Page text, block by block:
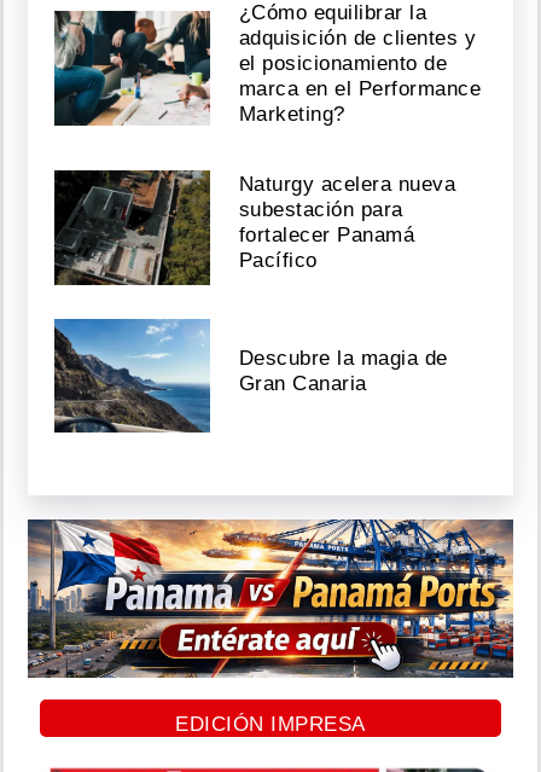
¿Cómo equilibrar la
adquisición de clientes y
el posicionamiento de
marca en el Performance
Marketing?
Naturgy acelera nueva
subestación para
fortalecer Panamá
Pacífico
Descubre la magia de
Gran Canaria
EDICIÓN IMPRESA